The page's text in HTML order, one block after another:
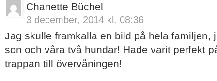
Chanette Büchel
3 december, 2014 kl. 08:36
Jag skulle framkalla en bild på hela familjen,
son och våra två hundar! Hade varit perfekt
trappan till övervåningen!